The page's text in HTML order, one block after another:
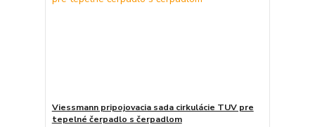
Viessmann pripojovacia sada cirkulácie TUV pre
tepelné čerpadlo s čerpadlom